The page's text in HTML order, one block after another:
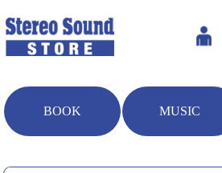
BOOK MUSIC